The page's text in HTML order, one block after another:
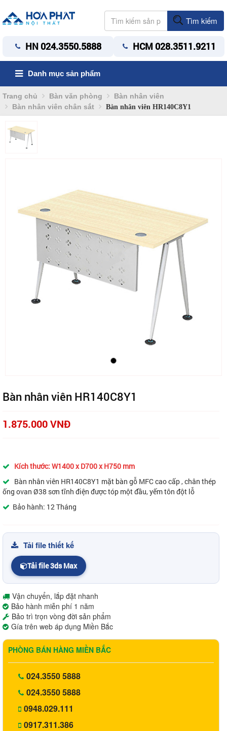
Tìm kiếm
HN 024.3550.5888 HCM 028.3511.9211
Danh mục sản phẩm
Trang chủ Bàn văn phòng
Bàn nhân viên
Bàn nhân viên chân sắt
Bàn nhân viên HR140C8Y1
Bàn nhân viên HR140C8Y1
1.875.000 VNĐ
Kích thước: W1400 x D700 x H750 mm
Bàn nhân viên HR140C8Y1 mặt bàn gỗ MFC cao cấp , chân thép
ống ovan Ø38 sơn tĩnh điện được tóp một đầu, yếm tôn đột lỗ
Bảo hành: 12 Tháng
Tải file thiết kế
Tải file 3ds Max
Vận chuyển, lắp đặt nhanh
Bảo hành miễn phí 1 năm
Bảo trì trọn vòng đời sản phẩm
Gía trên web áp dụng Miền Bắc
PHÒNG BÁN HÀNG MIỀN BẮC
024.3550 5888
024.3550 5888
0948.029.111
0917.311.386